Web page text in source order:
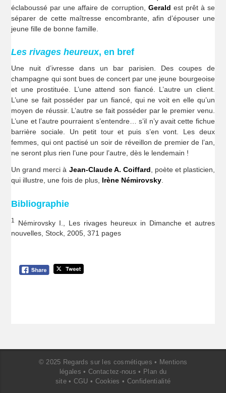
éclaboussé par une affaire de corruption, Gerald est prêt à se
séparer de cette maîtresse encombrante, afin d’épouser une
jeune fille de bonne famille.
Les rivages heureux, en bref
Une nuit d’ivresse dans un bar parisien. Des coupes de
champagne qui sont bues de concert par une jeune bourgeoise
et une prostituée. L’une attend son fiancé. L’autre un client.
L’une se fait posséder par un fiancé, qui ne voit en elle qu’un
moyen de réussir. L’autre se fait posséder par le premier venu.
L’une et l’autre pourraient s’entendre… s’il n’y avait cette fichue
barrière sociale. Un petit tour et puis s’en vont. Les deux
femmes, qui ont pactisé un soir de réveillon de premier de l’an,
ne seront plus rien l’une pour l’autre, dès le lendemain !
Un grand merci à Jean-Claude A. Coiffard, poète et plasticien,
qui illustre, une fois de plus, Irène Némirovsky.
Bibliographie
1
Némirovsky I., Les rivages heureux in Dimanche et autres
nouvelles, Stock, 2005, 371 pages
© 2025 Regards sur les cosmétiques • Mentions
légales • Contactez-nous • Plan du
site• CGU • Cookies • Confidentialité